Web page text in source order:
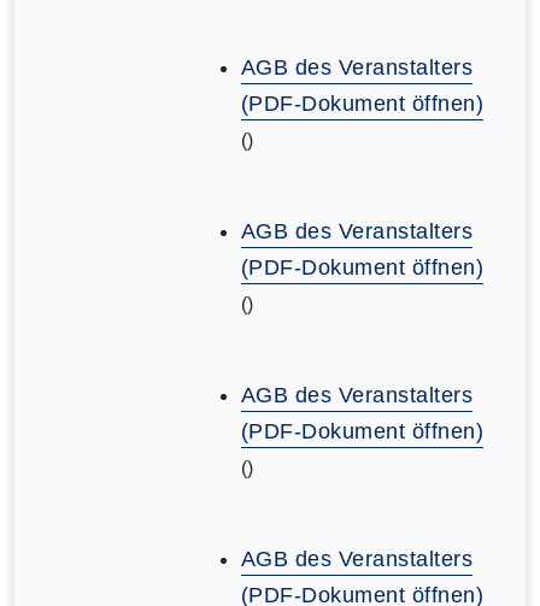
AGB des Veranstalters
(PDF-Dokument öffnen)
()
AGB des Veranstalters
(PDF-Dokument öffnen)
()
AGB des Veranstalters
(PDF-Dokument öffnen)
()
AGB des Veranstalters
(PDF-Dokument öffnen)